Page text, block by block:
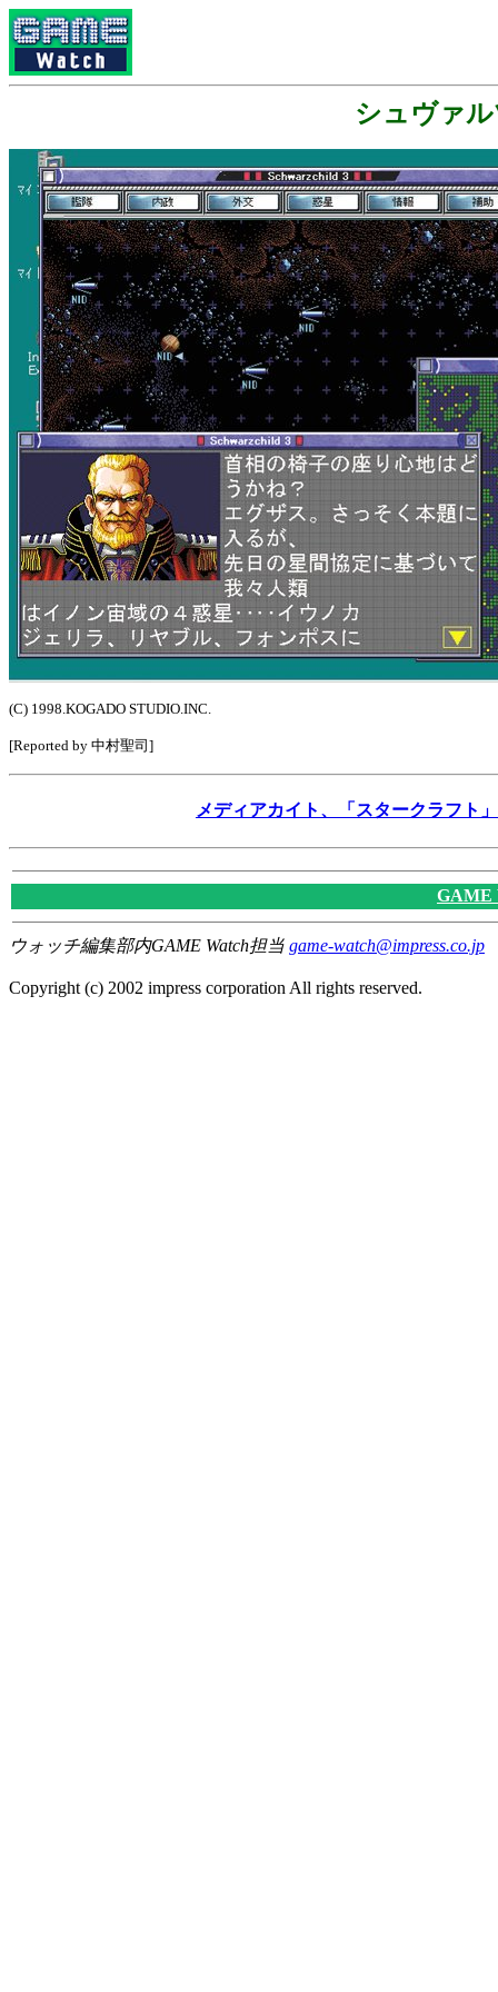
シュヴァ
(C) 1998.KOGADO STUDIO.INC.
[Reported by 中村聖司]
メディアカイト、「スタークラフト
GAME
ウォッチ編集部内GAME Watch担当 game-watch@impress.co.jp
Copyright (c) 2002 impress corporation All rights reserved.